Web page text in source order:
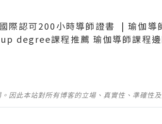
際認可200小時導師證書 | 瑜伽
degree課程推薦 瑜伽導師課程邊
因此本站對所有博客的立場、真實性、準確性